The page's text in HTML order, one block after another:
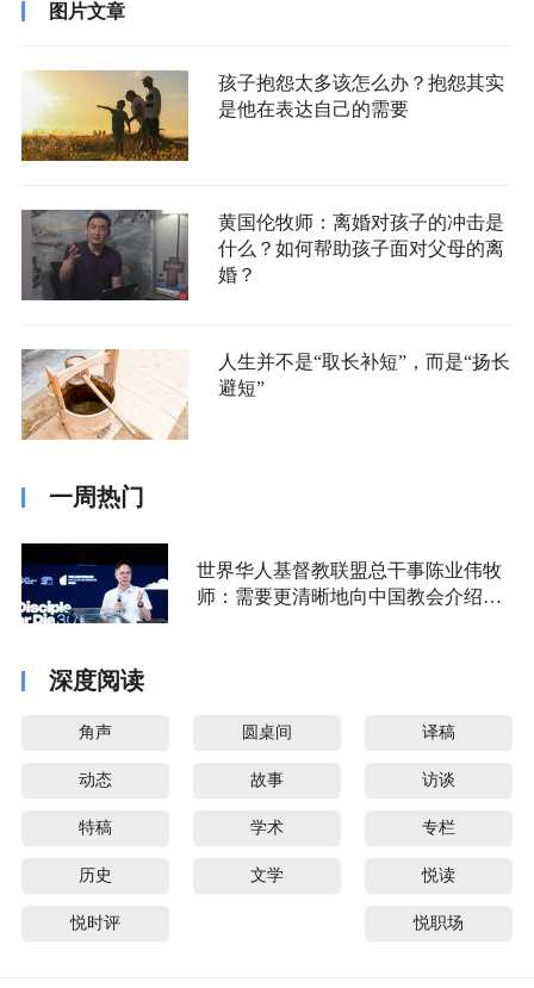
图片文章
孩子抱怨太多该怎么办？抱怨其实
是他在表达自己的需要
黄国伦牧师：离婚对孩子的冲击是
什么？如何帮助孩子面对父母的离
婚？
人生并不是“取长补短”，而是“扬长
避短”
一周热门
世界华人基督教联盟总干事陈业伟牧
师：需要更清晰地向中国教会介绍福
深度阅读
角声 圆桌间 译稿
动态 故事 访谈
特稿 学术 专栏
历史 文学 悦读
悦时评 悦职场